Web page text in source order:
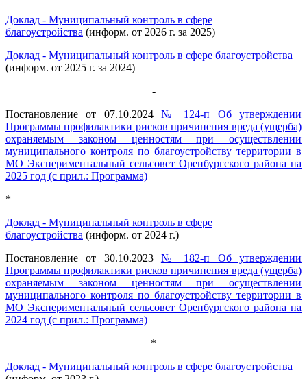
Доклад - Муниципальный контроль в сфере
благоустройства (информ. от 2026 г. за 2025)
Доклад - Муниципальный контроль в сфере благоустройства
(информ. от 2025 г. за 2024)
-
Постановление от 07.10.2024 № 124-п Об утверждении
Программы профилактики рисков причинения вреда (ущерба)
охраняемым законом ценностям при осуществлении
муниципального контроля по благоустройству территории в
МО Экспериментальный сельсовет Оренбургского района на
2025 год (с прил.: Программа)
*
Доклад - Муниципальный контроль в сфере
благоустройства (информ. от 2024 г.)
Постановление от 30.10.2023 № 182-п Об утверждении
Программы профилактики рисков причинения вреда (ущерба)
охраняемым законом ценностям при осуществлении
муниципального контроля по благоустройству территории в
МО Экспериментальный сельсовет Оренбургского района на
2024 год (с прил.: Программа)
*
Доклад - Муниципальный контроль в сфере благоустройства